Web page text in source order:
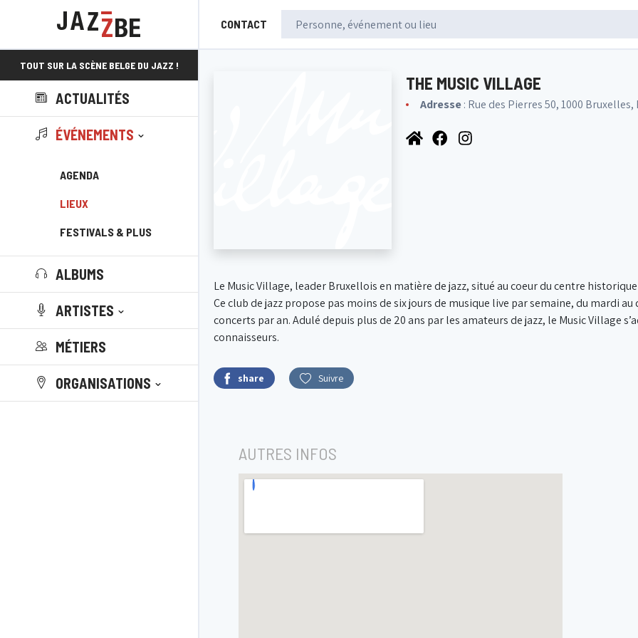
CONTACT
TOUT SUR LA SCÈNE BELGE DU JAZZ !
ACTUALITÉS
ÉVÉNEMENTS
AGENDA
LIEUX
FESTIVALS & PLUS
ALBUMS
ARTISTES
MÉTIERS
ORGANISATIONS
THE MUSIC VILLAGE
Adresse: Rue des Pierres 50, 1000
Le Music Village, leader Bruxellois en matière de jazz, situé au coeur du centre
Ce club de jazz propose pas moins de six jours de musique live par semaine, du mardi
concerts par an. Adulé depuis plus de 20 ans par les amateurs de jazz, le Music Village
connaisseurs.
share Suivre
AUTRES INFOS